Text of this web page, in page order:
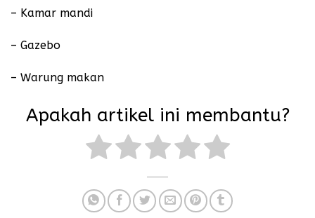
– Kamar mandi
– Gazebo
– Warung makan
Apakah artikel ini membantu?